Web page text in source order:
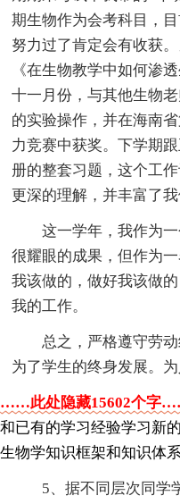
期生物作为会考科目，
努力过了肯定会有收获
《在生物教学中如何渗
十一月份，与其他生物
的实验操作，并在海南
力竞赛中获奖。下学期
册的整套习题，这个工
更深的理解，并丰富了我
这一学年，我作为
很耀眼的成果，但作为
我该做的，做好我该做
我的工作。
总之，严格遵守劳
为了学生的终身发展。
……此处隐藏15602个字
和已有的学习经验学习新
生物学知识框架和知识体
5、据不同层次同学